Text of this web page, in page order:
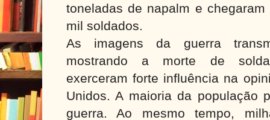
toneladas de napalm e
mil soldados.
As imagens da guerra
mostrando a morte de
exerceram forte influência na
Unidos. A maioria da população
guerra. Ao mesmo tempo,